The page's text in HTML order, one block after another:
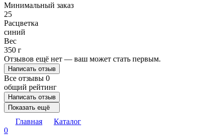
Минимальный заказ
25
Расцветка
синий
Вес
350 г
Отзывов ещё нет — ваш может стать первым.
Написать отзыв
Все отзывы 0
общий рейтинг
Написать отзыв
Показать ещё
Главная
Каталог
0